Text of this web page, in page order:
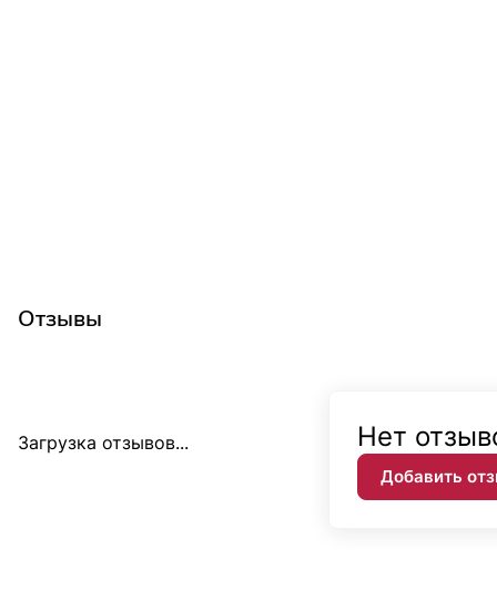
Отзывы
Загрузка отзывов... Нет
Добавить